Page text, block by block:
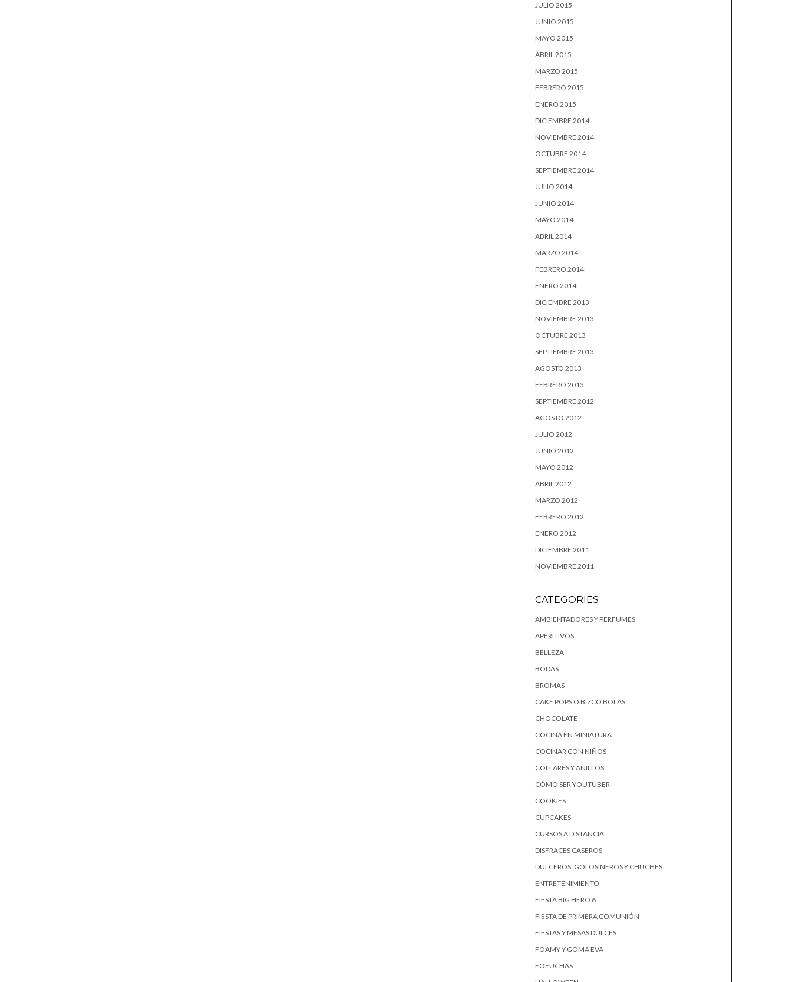
JULIO 2015
JUNIO 2015
MAYO 2015
ABRIL 2015
MARZO 2015
FEBRERO 2015
ENERO 2015
DICIEMBRE 2014
NOVIEMBRE 2014
OCTUBRE 2014
SEPTIEMBRE 2014
JULIO 2014
JUNIO 2014
MAYO 2014
ABRIL 2014
MARZO 2014
FEBRERO 2014
ENERO 2014
DICIEMBRE 2013
NOVIEMBRE 2013
OCTUBRE 2013
SEPTIEMBRE 2013
AGOSTO 2013
FEBRERO 2013
SEPTIEMBRE 2012
AGOSTO 2012
JULIO 2012
JUNIO 2012
MAYO 2012
ABRIL 2012
MARZO 2012
FEBRERO 2012
ENERO 2012
DICIEMBRE 2011
NOVIEMBRE 2011
CATEGORIES
AMBIENTADORES Y PERFUMES
APERITIVOS
BELLEZA
BODAS
BROMAS
CAKE POPS O BIZCO BOLAS
CHOCOLATE
COCINA EN MINIATURA
COCINAR CON NIÑOS
COLLARES Y ANILLOS
CÓMO SER YOUTUBER
COOKIES
CUPCAKES
CURSOS A DISTANCIA
DISFRACES CASEROS
DULCEROS, GOLOSINEROS Y CHUCHES
ENTRETENIMIENTO
FIESTA BIG HERO 6
FIESTA DE PRIMERA COMUNIÓN
FIESTAS Y MESAS DULCES
FOAMY Y GOMA EVA
FOFUCHAS